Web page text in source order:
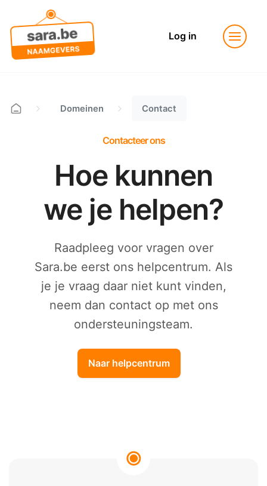
Log in
Domeinen Contact
Contacteer ons
Hoe kunnen
we je helpen?
Raadpleeg voor vragen over
Sara.be eerst ons helpcentrum. Als
je je vraag daar niet kunt vinden,
neem dan contact op met ons
ondersteuningsteam.
Naar helpcentrum